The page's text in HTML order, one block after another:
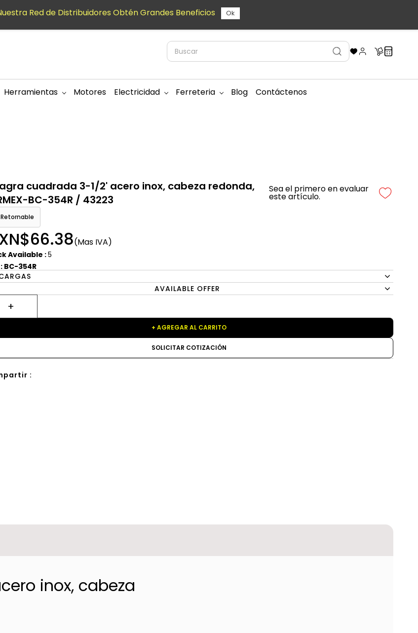
Herramientas Motores Electricidad Ferreteria Blog Contáctenos
cuadrada 3-1/2' acero inox, cabeza redonda,
BC-354R / 43223
Sea el primero en evaluar
este artículo.
Retornable
(Mas IVA)
Available :5
: BC-354R
AVAILABLE OFFER
+ AGREGAR AL CARRITO
SOLICITAR COTIZACIÓN
:
inox, cabeza
Red de Distribuidores Obtén Grandes Beneficios Ok